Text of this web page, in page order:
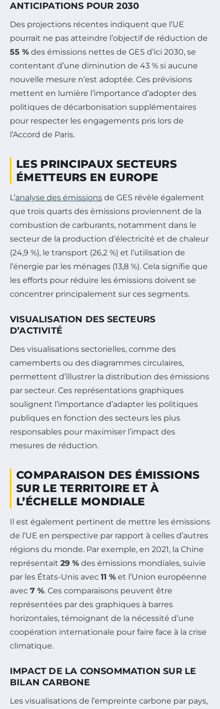
ANTICIPATIONS POUR 2030
Des projections récentes indiquent que l’UE
pourrait ne pas atteindre l’objectif de réduction de
55 % des émissions nettes de GES d’ici 2030, se
contentant d’une diminution de 43 % si aucune
nouvelle mesure n’est adoptée. Ces prévisions
mettent en lumière l’importance d’adopter des
politiques de décarbonisation supplémentaires
pour respecter les engagements pris lors de
l’Accord de Paris.
LES PRINCIPAUX SECTEURS
ÉMETTEURS EN EUROPE
L’analyse des émissions de GES révèle également
que trois quarts des émissions proviennent de la
combustion de carburants, notamment dans le
secteur de la production d’électricité et de chaleur
(24,9 %), le transport (26,2 %) et l’utilisation de
l’énergie par les ménages (13,8 %). Cela signifie que
les efforts pour réduire les émissions doivent se
concentrer principalement sur ces segments.
VISUALISATION DES SECTEURS
D’ACTIVITÉ
Des visualisations sectorielles, comme des
camemberts ou des diagrammes circulaires,
permettent d’illustrer la distribution des émissions
par secteur. Ces représentations graphiques
soulignent l’importance d’adapter les politiques
publiques en fonction des secteurs les plus
responsables pour maximiser l’impact des
mesures de réduction.
COMPARAISON DES ÉMISSIONS
SUR LE TERRITOIRE ET À
L’ÉCHELLE MONDIALE
Il est également pertinent de mettre les émissions
de l’UE en perspective par rapport à celles d’autres
régions du monde. Par exemple, en 2021, la Chine
représentait 29 % des émissions mondiales, suivie
par les États-Unis avec 11 % et l’Union européenne
avec 7 %. Ces comparaisons peuvent être
représentées par des graphiques à barres
horizontales, témoignant de la nécessité d’une
coopération internationale pour faire face à la crise
climatique.
IMPACT DE LA CONSOMMATION SUR LE
BILAN CARBONE
Les visualisations de l’empreinte carbone par pays,